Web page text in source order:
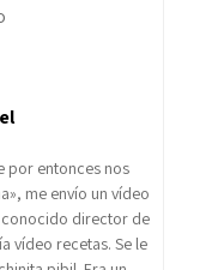
por entonces nos
me envío un vídeo
conocido director de
vídeo recetas. Se le